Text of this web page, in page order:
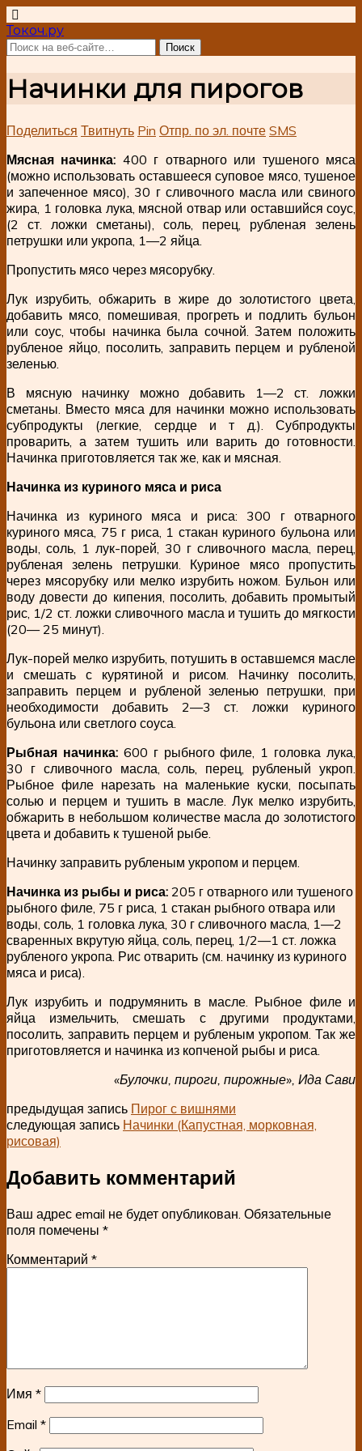
Токоч.ру
Начинки для пирогов
Поделиться Твитнуть Pin Отпр. по эл. почте SMS
Мясная начинка: 400 г отварного или тушеного мяса
(можно использовать оставшееся суповое мясо, тушеное
и запеченное мясо), 30 г сливочного масла или свиного
жира, 1 головка лука, мясной отвар или оставшийся соус,
(2 ст. ложки сметаны), соль, перец, рубленая зелень
петрушки или укропа, 1—2 яйца.
Пропустить мясо через мясорубку.
Лук изрубить, обжарить в жире до золотистого цвета,
добавить мясо, помешивая, прогреть и подлить бульон
или соус, чтобы начинка была сочной. Затем положить
рубленое яйцо, посолить, заправить перцем и рубленой
зеленью.
В мясную начинку можно добавить 1—2 ст. ложки
сметаны. Вместо мяса для начинки можно использовать
субпродукты (легкие, сердце и т д.). Субпродукты
проварить, а затем тушить или варить до готовности.
Начинка приготовляется так же, как и мясная.
Начинка из куриного мяса и риса
Начинка из куриного мяса и риса: 300 г отварного
куриного мяса, 75 г риса, 1 стакан куриного бульона или
воды, соль, 1 лук-порей, 30 г сливочного масла, перец,
рубленая зелень петрушки. Куриное мясо пропустить
через мясорубку или мелко изрубить ножом. Бульон или
воду довести до кипения, посолить, добавить промытый
рис, 1/2 ст. ложки сливочного масла и тушить до мягкости
(20— 25 минут).
Лук-порей мелко изрубить, потушить в оставшемся масле
и смешать с курятиной и рисом. Начинку посолить,
заправить перцем и рубленой зеленью петрушки, при
необходимости добавить 2—3 ст. ложки куриного
бульона или светлого соуса.
Рыбная начинка:600 г рыбного филе, 1 головка лука,
30 г сливочного масла, соль, перец, рубленый укроп.
Рыбное филе нарезать на маленькие куски, посыпать
солью и перцем и тушить в масле. Лук мелко изрубить,
обжарить в небольшом количестве масла до золотистого
цвета и добавить к тушеной рыбе.
Начинку заправить рубленым укропом и перцем.
Начинка из рыбы и риса: 205 г отварного или тушеного
рыбного филе, 75 г риса, 1 стакан рыбного отвара или
воды, соль, 1 головка лука, 30 г сливочного масла, 1—2
сваренных вкрутую яйца, соль, перец, 1/2—1 ст. ложка
рубленого укропа. Рис отварить (см. начинку из куриного
мяса и риса).
Лук изрубить и подрумянить в масле. Рыбное филе и
яйца измельчить, смешать с другими продуктами,
посолить, заправить перцем и рубленым укропом. Так же
приготовляется и начинка из копченой рыбы и риса.
«Булочки, пироги, пирожные», Ида Сави
предыдущая запись Пирог с вишнями
следующая запись Начинки (Капустная, морковная,
рисовая)
Добавить комментарий
Ваш адрес email не будет опубликован. Обязательные
поля помечены *
Комментарий *
Имя *
Email *